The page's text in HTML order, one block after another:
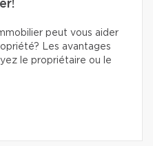
peut vous aider
Les avantages
le propriétaire ou le